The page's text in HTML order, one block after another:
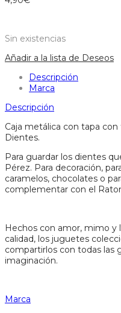
Sin existencias
Añadir a la lista de Deseos
Descripción
Marca
Descripción
Caja metálica con tapa
Dientes.
Para guardar los dientes
Pérez. Para decoración,
caramelos, chocolates o
complementar con el
Hechos con amor, mimo y
calidad, los juguetes
compartirlos con todas las
imaginación.
Marca